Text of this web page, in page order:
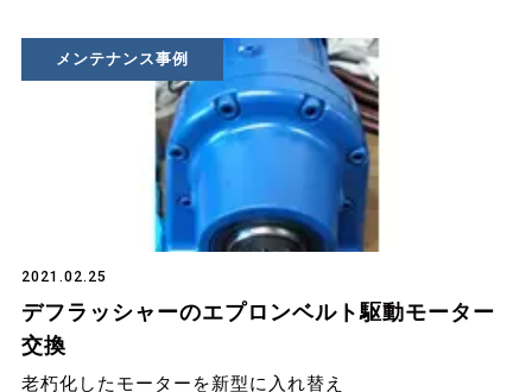
メンテナンス事例
2021.02.25
デフラッシャーのエプロンベルト駆動モーター
交換
老朽化したモーターを新型に入れ替え